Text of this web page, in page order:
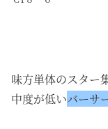
味方単体のスター
中度が低いバーサ